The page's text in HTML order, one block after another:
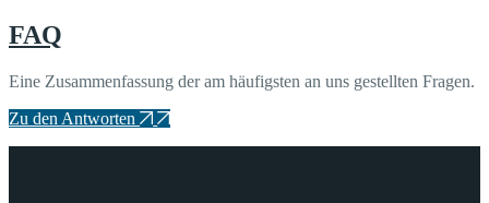
FAQ
Eine Zusammenfassung der am häufigsten an uns gestellten Fragen.
Zu den Antworten